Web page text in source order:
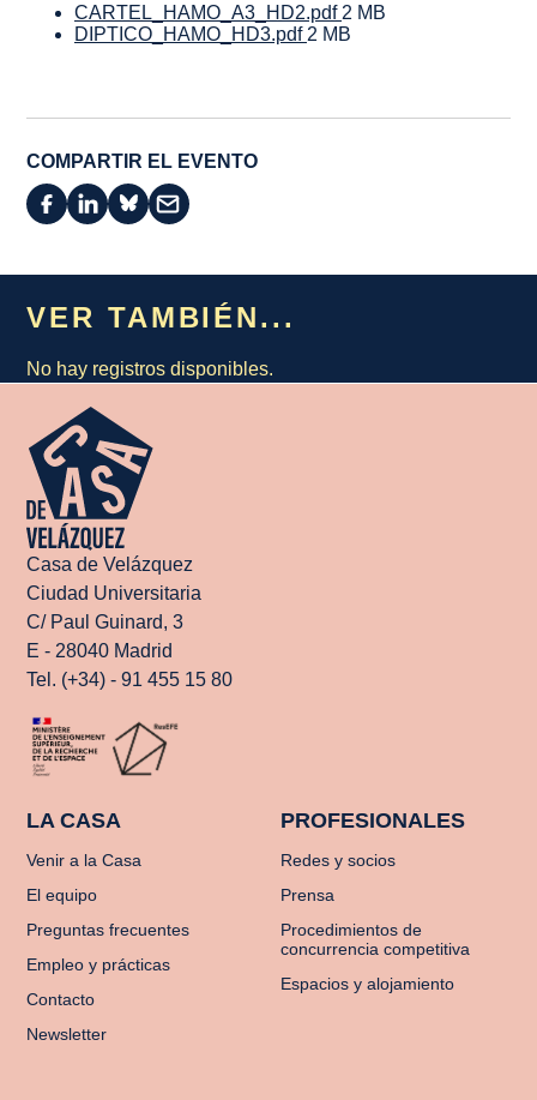
CARTEL_HAMO_A3_HD2.pdf 2 MB
DIPTICO_HAMO_HD3.pdf 2 MB
COMPARTIR EL EVENTO
VER TAMBIÉN...
No hay registros disponibles.
Casa de Velázquez
Ciudad Universitaria
C/ Paul Guinard, 3
E - 28040 Madrid
Tel. (+34) - 91 455 15 80
LA CASA
Venir a la Casa
El equipo
Preguntas frecuentes
Empleo y prácticas
Contacto
Newsletter
PROFESIONALES
Redes y socios
Prensa
Procedimientos de
concurrencia competitiva
Espacios y alojamiento